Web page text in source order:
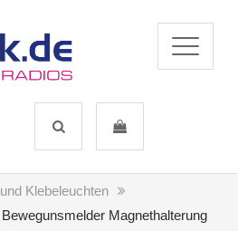
Klebeleuchten
Magnethalterung